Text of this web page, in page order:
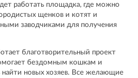
работать площадка, где можно
щенков и котят и
заводчиками для получения
благотворительный проект
бездомным кошкам и
новых хозяев. Все желающие